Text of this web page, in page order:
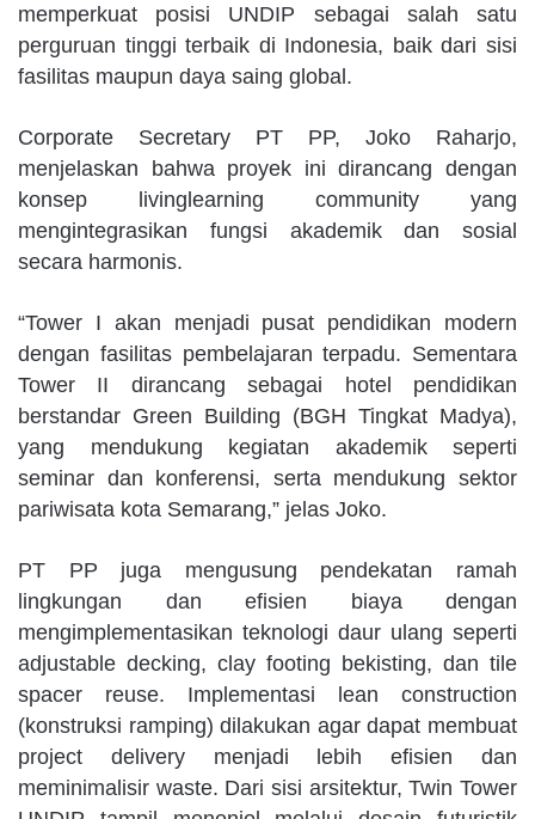
memperkuat posisi UNDIP sebagai salah satu
perguruan tinggi terbaik di Indonesia, baik dari sisi
fasilitas maupun daya saing global.
Corporate Secretary PT PP, Joko Raharjo,
menjelaskan bahwa proyek ini dirancang dengan
konsep livinglearning community yang
mengintegrasikan fungsi akademik dan sosial
secara harmonis.
“Tower I akan menjadi pusat pendidikan modern
dengan fasilitas pembelajaran terpadu. Sementara
Tower II dirancang sebagai hotel pendidikan
berstandar Green Building (BGH Tingkat Madya),
yang mendukung kegiatan akademik seperti
seminar dan konferensi, serta mendukung sektor
pariwisata kota Semarang,” jelas Joko.
PT PP juga mengusung pendekatan ramah
lingkungan dan efisien biaya dengan
mengimplementasikan teknologi daur ulang seperti
adjustable decking, clay footing bekisting, dan tile
spacer reuse. Implementasi lean construction
(konstruksi ramping) dilakukan agar dapat membuat
project delivery menjadi lebih efisien dan
meminimalisir waste. Dari sisi arsitektur, Twin Tower